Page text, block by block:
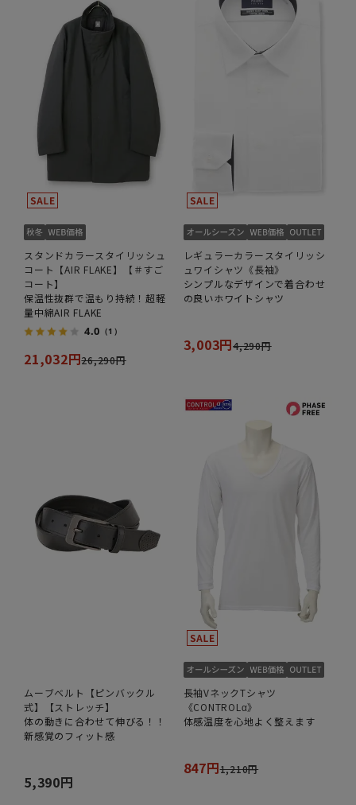
スタンドカラースタイリッシュ
コート【AIR FLAKE】【＃すご
コート】
保温性抜群で温もり持続！超軽
量中綿AIR FLAKE
4.0 （1）
21,032円26,290円
レギュラーカラースタイリッシ
ュワイシャツ《長袖》
シンプルなデザインで着合わせ
の良いホワイトシャツ
3,003円4,290円
ムーブベルト【ピンバックル
式】【ストレッチ】
体の動きに合わせて伸びる！！
新感覚のフィット感
5,390円
長袖VネックTシャツ
《CONTROLα》
体感温度を心地よく整えます
847円1,210円